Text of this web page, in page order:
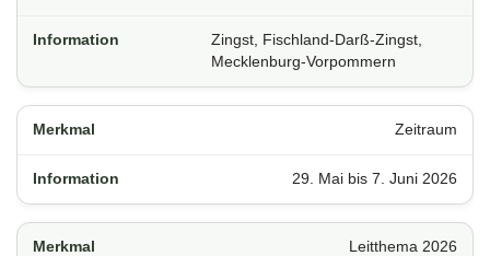
Zingst, Fischland-Darß-Zingst,
Mecklenburg-Vorpommern
Zeitraum
29. Mai bis 7. Juni 2026
Leitthema 2026